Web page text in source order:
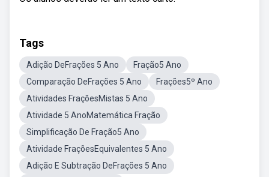
Tags
Adição DeFrações 5 Ano
Fração5 Ano
Comparação DeFrações 5 Ano
Frações5º Ano
Atividades FraçõesMistas 5 Ano
Atividade 5 AnoMatemática Fração
Simplificação De Fração5 Ano
Atividade FraçõesEquivalentes 5 Ano
Adição E Subtração DeFrações 5 Ano